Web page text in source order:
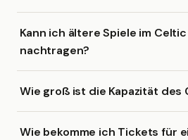
Kann ich ältere Spiele im
nachtragen?
Wie groß ist die Kapazität des
Wie bekomme ich Tickets für